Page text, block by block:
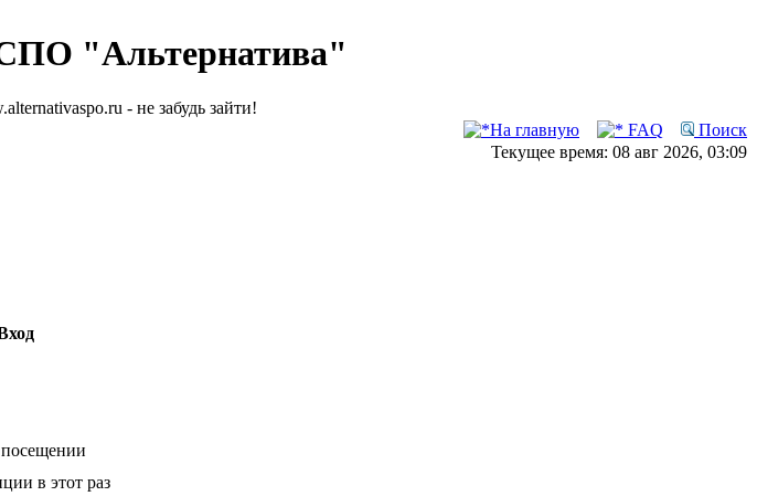
"Альтернатива"
- не забудь зайти!
На главную FAQ
Поиск
Текущее время: 08 авг 2026, 03:09
в этот раз